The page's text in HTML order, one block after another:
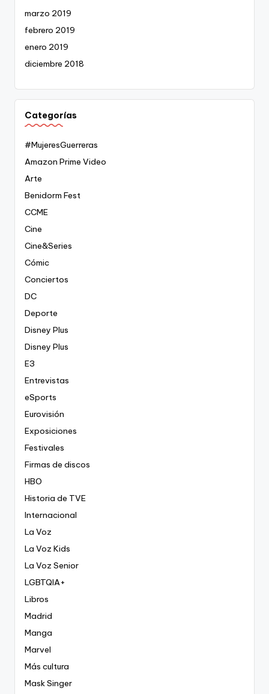
marzo 2019
febrero 2019
enero 2019
diciembre 2018
Categorías
#MujeresGuerreras
Amazon Prime Video
Arte
Benidorm Fest
CCME
Cine
Cine&Series
Cómic
Conciertos
DC
Deporte
Disney Plus
Disney Plus
E3
Entrevistas
eSports
Eurovisión
Exposiciones
Festivales
Firmas de discos
HBO
Historia de TVE
Internacional
La Voz
La Voz Kids
La Voz Senior
LGBTQIA+
Libros
Madrid
Manga
Marvel
Más cultura
Mask Singer